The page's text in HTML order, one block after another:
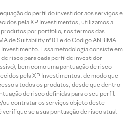
do perfil do investidor aos serviços e
pela XP Investimentos, utilizamos a
por portfólio, nos termos das
de Suitability nº 01 e do Código ANBIMA
Essa metodologia consiste em
risco para cada perfil de investidor
bem como uma pontuação de risco
pela XP Investimentos, de modo que
a todos os produtos, desde que dentro
de risco definidas para o seu perfil.
ou contratar os serviços objeto deste
se a sua pontuação de risco atual